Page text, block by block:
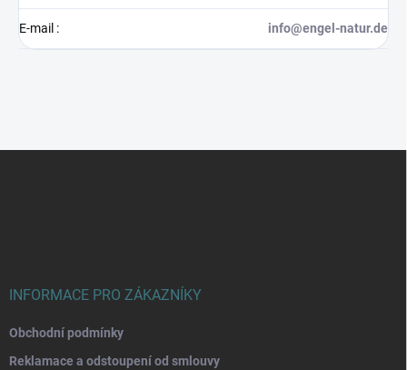
E-mail : info@engel-natur.de
INFORMACE PRO ZÁKAZNÍKY
Obchodní podmínky
Reklamace a odstoupení od smlouvy